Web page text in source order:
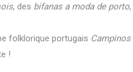
, des bifanas a moda de porto
folklorique portugais
!